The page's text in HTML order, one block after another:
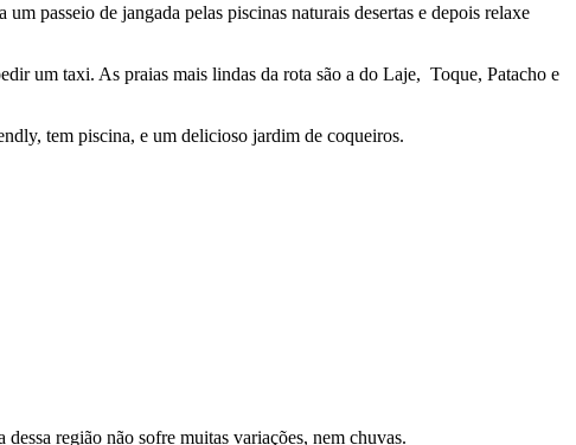
passeio de jangada pelas piscinas naturais desertas e depois relaxe
um taxi. As praias mais lindas da rota são a do Laje, Toque, Patacho e
tem piscina, e um delicioso jardim de coqueiros.
região não sofre muitas variações, nem chuvas.